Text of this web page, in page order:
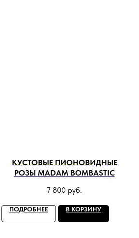
КУСТОВЫЕ ПИОНОВИДНЫЕ
РОЗЫ MADAM BOMBASTIC
7 800 руб.
ПОДРОБНЕЕ В КОРЗИНУ